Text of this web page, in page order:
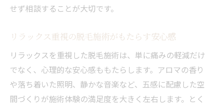
せず相談することが大切です。
リラックス重視の脱毛施術がもたらす安心感
リラックスを重視した脱毛施術は、単に痛みの軽減だけ
でなく、心理的な安心感ももたらします。アロマの香り
や落ち着いた照明、静かな音楽など、五感に配慮した空
間づくりが施術体験の満足度を大きく左右します。とく